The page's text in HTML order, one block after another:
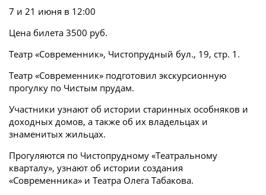
7 и 21 июня в 12:00
Цена билета 3500 руб.
Театр «Современник», Чистопрудный бул., 19, стр. 1.
Театр «Современник» подготовил экскурсионную
прогулку по Чистым прудам.
Участники узнают об истории старинных особняков и
доходных домов, а также об их владельцах и
знаменитых жильцах.
Прогуляются по Чистопрудному «Театральному
кварталу», узнают об истории создания
«Современника» и Театра Олега Табакова.